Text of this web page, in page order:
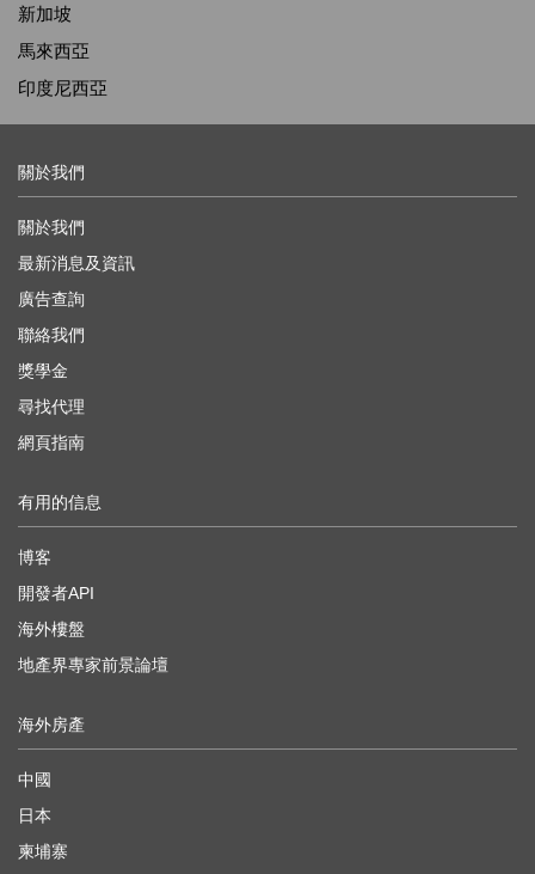
新加坡
馬來西亞
印度尼西亞
關於我們
關於我們
最新消息及資訊
廣告查詢
聯絡我們
獎學金
尋找代理
網頁指南
有用的信息
博客
開發者API
海外樓盤
地產界專家前景論壇
海外房產
中國
日本
柬埔寨